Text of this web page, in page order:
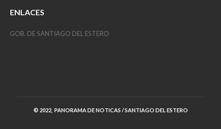
ENLACES
GOB. DE SANTIAGO DEL ESTERO
© 2022, PANORAMA DE NOTICAS / SANTIAGO DEL ESTERO